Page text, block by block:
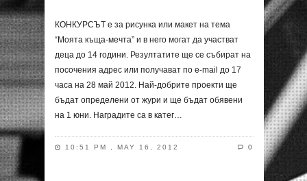
КОНКУРСЪТ е за рисунка или макет на тема
“Моята къща-мечта” и в него могат да участват
деца до 14 години. Резултатите ще се събират на
посочения адрес или получават по e-mail до 17
часа на 28 май 2012. Най-добрите проекти ще
бъдат определени от жури и ще бъдат обявени
на 1 юни. Наградите са в катег…
10:51 PM , MAY 16, 2012 0